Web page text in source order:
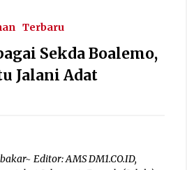
Terbaru
Sekda Boalemo,
Jalani Adat
Editor: AMS DM1.CO.ID,